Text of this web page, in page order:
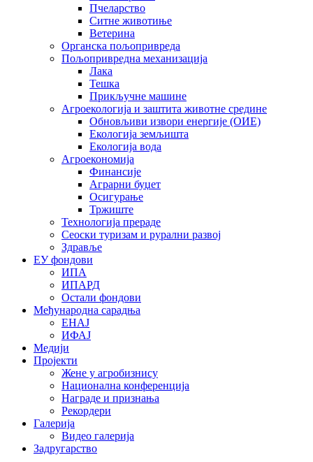
Пчеларство
Ситне животиње
Ветерина
Органска пољопривреда
Пољопривредна механизација
Лака
Тешка
Прикључне машине
Агроекологија и заштита животне средине
Обновљиви извори енергије (ОИЕ)
Екологија земљишта
Екологија вода
Агроекономија
Финансије
Аграрни буџет
Осигурање
Тржиште
Технологија прераде
Сеоски туризам и рурални развој
Здравље
ЕУ фондови
ИПА
ИПАРД
Остали фондови
Међународна сарадња
ЕНАЈ
ИФАЈ
Медији
Пројекти
Жене у агробизнису
Национална конференција
Награде и признања
Рекордери
Галерија
Видео галерија
Задругарство